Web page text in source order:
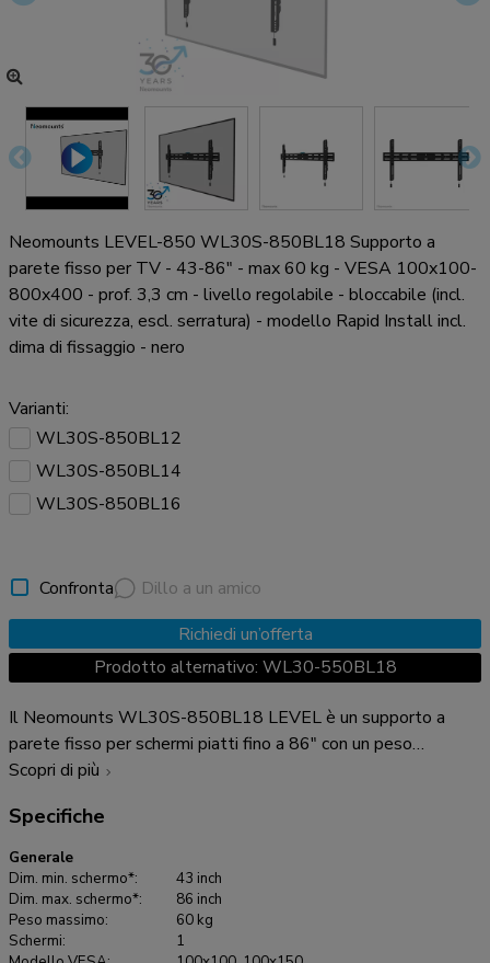
Neomounts LEVEL-850 WL30S-850BL18 Supporto a
parete fisso per TV - 43-86" - max 60 kg - VESA 100x100-
800x400 - prof. 3,3 cm - livello regolabile - bloccabile (incl.
vite di sicurezza, escl. serratura) - modello Rapid Install incl.
dima di fissaggio - nero
Varianti:
WL30S-850BL12
WL30S-850BL14
WL30S-850BL16
Confronta
Dillo a un amico
Richiedi un’offerta
Prodotto alternativo: WL30-550BL18
Il Neomounts WL30S-850BL18 LEVEL è un supporto a
parete fisso per schermi piatti fino a 86" con un peso
massimo consigliato di 60 kg. È disponibile la regolazione
LEVEL-850 supporto a parete ha una profondità di 3,3 cm ed
è adatto per schermi con fori VESA da 100x100 a 800x400
mm. È possibile bloccare il supporto a parete utilizzando la
vite antifurto inclusa o un lucchetto (non incluso). Il WL30S-
850BL18 è dotato di un sistema intelligente magnetico pull
& release, che consente di fissare la TV in un batter d'occhio
Scopri di più
Specifiche
Generale
Dim. min. schermo*:
43 inch
Dim. max. schermo*:
86 inch
Peso massimo:
60 kg
Schermi:
1